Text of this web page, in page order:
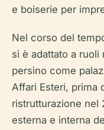
e boiserie per
Nel corso del
si è adattato a
persino come
Affari Esteri, prima
ristrutturazione nel
esterna e interna